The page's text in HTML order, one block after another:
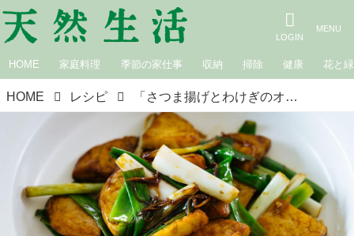
HOME 家庭料理 季節の家仕事 収納 掃除 健康 花と緑
HOME レシピ 「さつま揚げとわけぎのオイスターソース炒め」のつくり方。さっと炒めて香りよく！ごはんによく合う簡単おかず｜松田美智子の季節の仕事